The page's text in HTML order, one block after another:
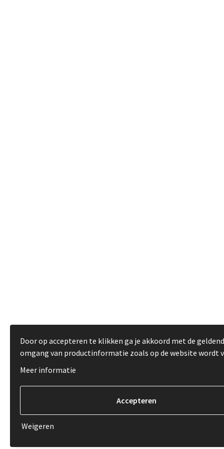
Door op accepteren te klikken ga je akkoord met de
omgang van productinformatie zoals op de website wordt
Meer informatie
Weigeren